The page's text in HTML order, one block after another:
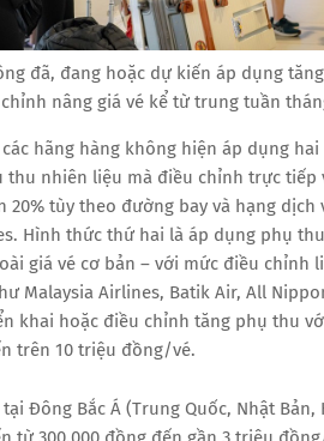
đã, đang hoặc dự kiến áp dụng
nâng giá vé kể từ trung tuần
hãng hàng không hiện áp dụng
thu nhiên liệu mà điều chỉnh trực tiếp
tùy theo đường bay và hạng dịch
Hình thức thứ hai là áp dụng phụ
giá vé cơ bản – với mức điều chỉnh
Malaysia Airlines, Batik Air, All
khai hoặc điều chỉnh tăng phụ thu
trên 10 triệu đồng/vé.
Đông Bắc Á (Trung Quốc, Nhật Bản,